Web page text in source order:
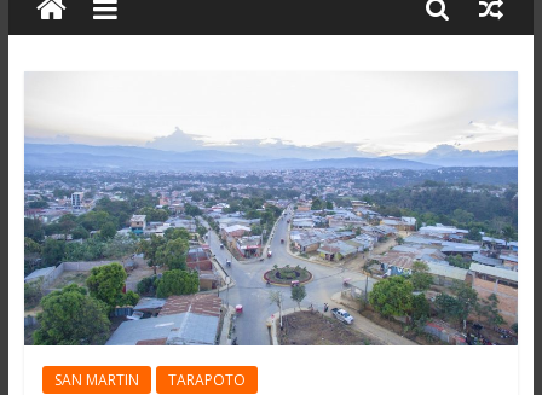
SAN MARTIN TARAPOTO